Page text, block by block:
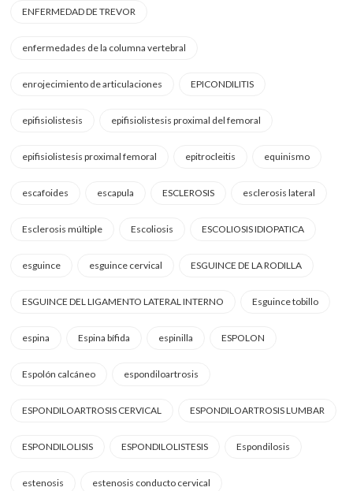
ENFERMEDAD DE TREVOR
enfermedades de la columna vertebral
enrojecimiento de articulaciones EPICONDILITIS
epifisiolistesis epifisiolistesis proximal del femoral
epifisiolistesis proximal femoral epitrocleitis equinismo
escafoides escapula ESCLEROSIS esclerosis lateral
Esclerosis múltiple Escoliosis ESCOLIOSIS IDIOPATICA
esguince esguince cervical ESGUINCE DE LA RODILLA
ESGUINCE DEL LIGAMENTO LATERAL INTERNO Esguince tobillo
espina Espina bífida espinilla ESPOLON
Espolón calcáneo espondiloartrosis
ESPONDILOARTROSIS CERVICAL ESPONDILOARTROSIS LUMBAR
ESPONDILOLISIS ESPONDILOLISTESIS Espondilosis
estenosis estenosis conducto cervical